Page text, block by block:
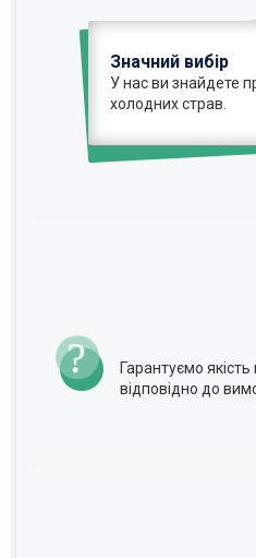
Значний вибір
У нас ви знайдете
холодних страв.
Гарантуємо
відповідно до